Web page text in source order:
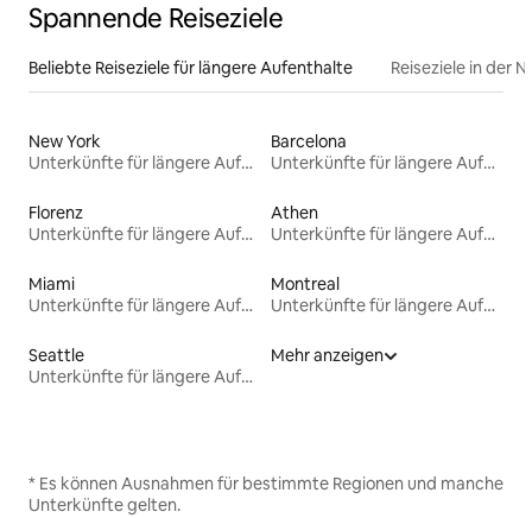
Spannende Reiseziele
Beliebte Reiseziele für längere Aufenthalte Reiseziele in der
New York
Unterkünfte für längere Aufenthalte
Barcelona
Unterkünfte für längere Aufenthalte
Florenz
Unterkünfte für längere Aufenthalte
Athen
Unterkünfte für längere Aufenthalte
Miami
Unterkünfte für längere Aufenthalte
Montreal
Unterkünfte für längere Aufenthalte
Seattle
Unterkünfte für längere Aufenthalte
Mehr anzeigen
* Es können Ausnahmen für bestimmte Regionen und manche
Unterkünfte gelten.